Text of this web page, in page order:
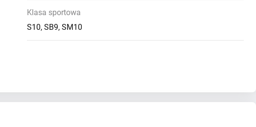
Klasa sportowa
S10, SB9, SM10